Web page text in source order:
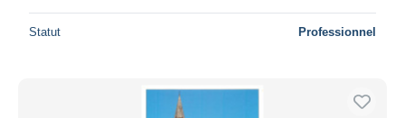
Statut Professionnel